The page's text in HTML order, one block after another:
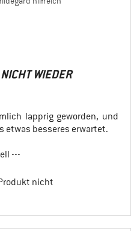
WIEDER
lapprig geworden, und
etwas besseres erwartet.
---
nicht